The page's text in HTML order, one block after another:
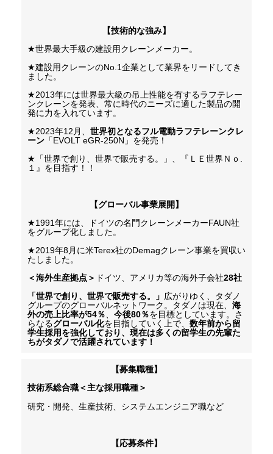
【技術的な強み】
★世界最大手級の建設用クレーンメーカー。
★建設用クレーンのNo.1企業として業界をリードしてき
ました。
★2013年には世界最大級の吊上性能を有するラフテレー
ンクレーンを発表、常に時代のニーズに適した製品の開
発に力を入れています。
★2023年12月、 世界初となるフル電動ラフテレーンクレ
ーン「EVOLT eGR-250N」を発売！
★ 「世界で創り、世界で販売する。」、『ＬＥ世界Ｎｏ .
１』を目指す！！
【グローバル事業展開】
★1991年には、ドイツの名門クレーンメーカーFAUN社
をグループ化しました。
★2019年8月に米Terex社のDemagクレーン事業を買収い
たしました。
＜海外生産拠点＞ ドイツ、アメリカ等の海外子会社28社
「世界で創り、世界で販売する。」 広がりゆく、タダノ
グループのグローバルネットワーク。タダノは現在、 海
外の売上比率が54％、 今後80％を目標としています。さ
らなるグローバル化を目指していく上で、 数年前から留
学生採用を強化しており、現在は多くの留学生の先輩た
ちがタダノで活躍されています！
【募集職種】
技術系総合職＜主な採用職種＞
研究・開発、生産技術、システムエンジニア職など
【応募条件】